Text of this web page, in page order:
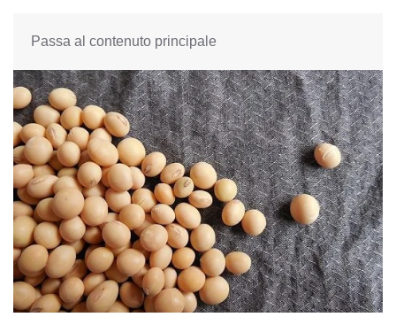
Passa al contenuto principale